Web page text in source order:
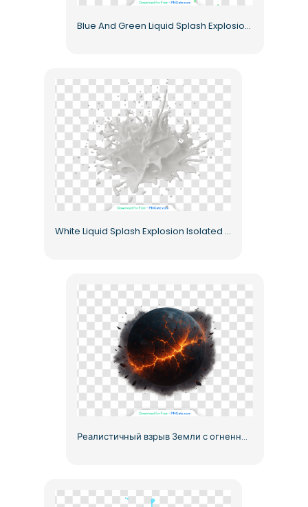
Blue And Green Liquid Splash Explosion With Droplets Free PNG
White Liquid Splash Explosion Isolated with Droplets Free PNG
Реалистичный взрыв Земли с огненными трещинами (бесплатный PNG)